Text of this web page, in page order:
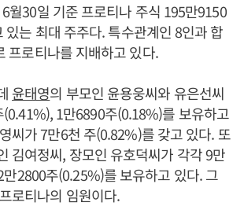
월30일 기준 프로티나 주식 195만9150
있는 최대 주주다. 특수관계인 8인과 합
프로티나를 지배하고 있다.
윤태영의 부모인 윤용웅씨와 유은선씨
1만6890주(0.18%)를 보유하고
씨가 7만6천 주(0.82%)를 갖고 있다. 또
김여정씨, 장모인 유호덕씨가 각각 9만
2800주(0.25%)를 보유하고 있다. 그
로티나의 임원이다.